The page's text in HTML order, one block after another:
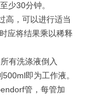
少30分钟。
高，可以进行适当
应将结果乘以稀释
有洗涤液倒入
即为工作液。
管，每管加